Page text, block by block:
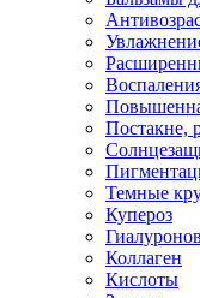
Постакне,
Темные
Купероз
Коллаген
Кислоты